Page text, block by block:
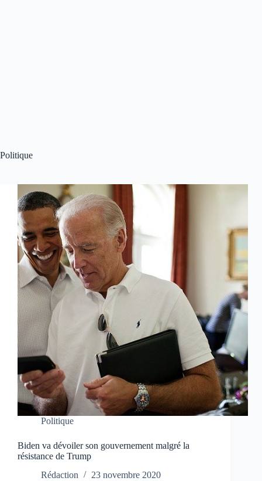
Politique
Politique
Biden va dévoiler son gouvernement malgré la
résistance de Trump
Rédaction
23 novembre 2020